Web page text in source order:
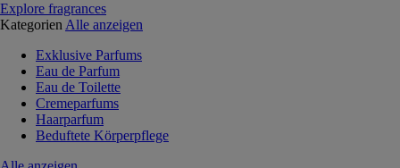
Explore fragrances
Kategorien Alle anzeigen
Exklusive Parfums
Eau de Parfum
Eau de Toilette
Cremeparfums
Haarparfum
Beduftete Körperpflege